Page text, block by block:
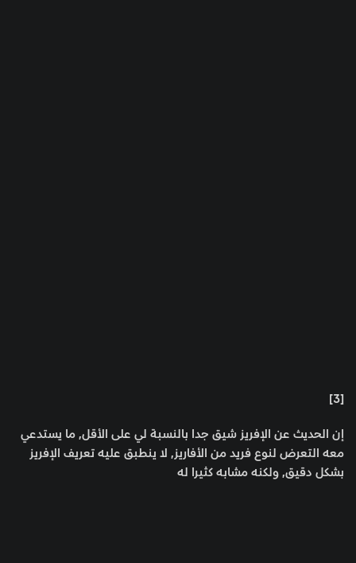
[3]
إن الحديث عن الإفريز شيق جدا بالنسبة لي على الأقل, ما يستدعي
معه التعرض لنوع فريد من الأفاريز, لا ينطبق عليه تعريف الإفريز
بشكل دقيق, ولكنه مشابه كثيرا له